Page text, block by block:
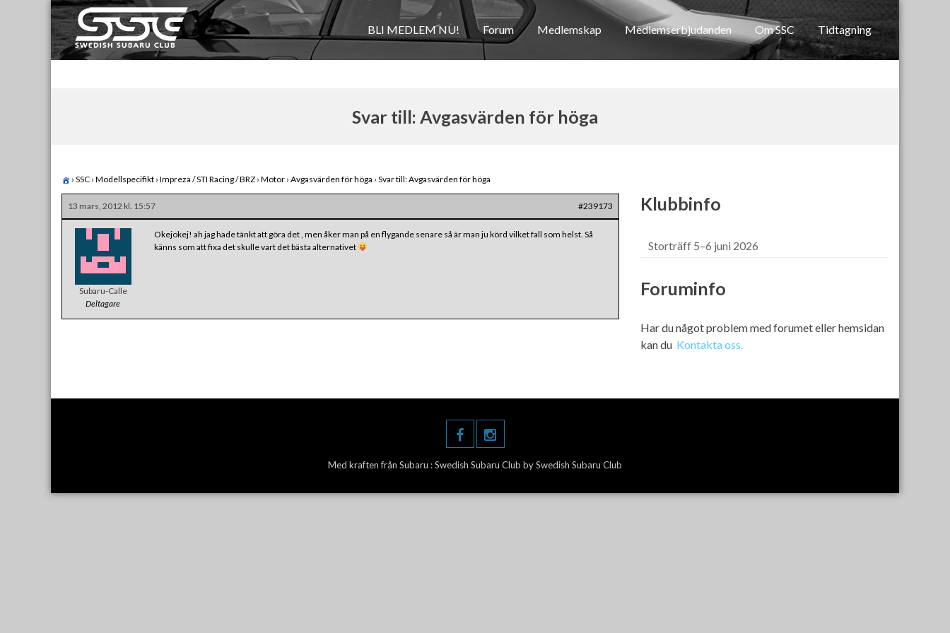
Skip
to
content
Swedish Subaru Club
För oss som älskar Subaru!
BLI MEDLEM NU! Forum Medlemskap Medlemserbjudanden Om SSC Tidtagning
Svar till: Avgasvärden för höga
› SSC › Modellspecifikt › Impreza / STI Racing / BRZ › Motor › Avgasvärden för höga › Svar till: Avgasvärden för höga
13 mars, 2012 kl. 15:57 #239173
Subaru-Calle
Deltagare
Okejokej! ah jag hade tänkt att göra det , men åker man på en flygande senare så är man ju körd vilket fall som helst. Så
känns som att fixa det skulle vart det bästa alternativet
Klubbinfo
Storträff 5–6 juni 2026
Foruminfo
Har du något problem med forumet eller hemsidan
kan du Kontakta oss.
Med kraften från Subaru :Swedish Subaru Club by Swedish Subaru Club